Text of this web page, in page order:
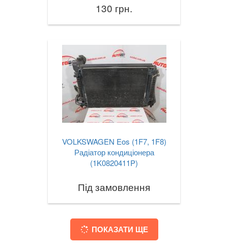
130 грн.
VOLKSWAGEN Eos (1F7, 1F8)
Радіатор кондиціонера
(1K0820411P)
Під замовлення
ПОКАЗАТИ ЩЕ